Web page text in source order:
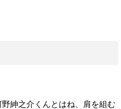
紳之介くんとはね、肩を組む